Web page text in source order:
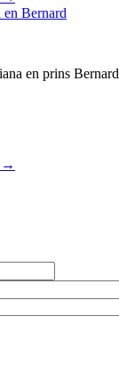
en prins Bernard
→